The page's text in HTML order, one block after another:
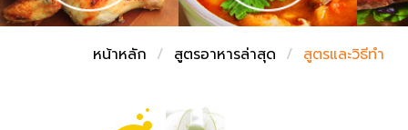
หน้าหลัก สูตรอาหารล่าสุด สูตรและวิธีทำ